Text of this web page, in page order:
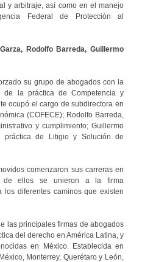
y arbitraje, así como en el manejo
Federal de Protección al
Rodolfo Barreda, Guillermo
su grupo de abogados con la
de la práctica de Competencia y
ocupó el cargo de subdirectora en
(COFECE); Rodolfo Barreda,
y cumplimiento; Guillermo
de Litigio y Solución de
comenzaron sus carreras en
de ellos se unieron a la firma
los diferentes caminos que existen
las principales firmas de abogados
del derecho en América Latina, y
en México. Establecida en
Monterrey, Querétaro y León,